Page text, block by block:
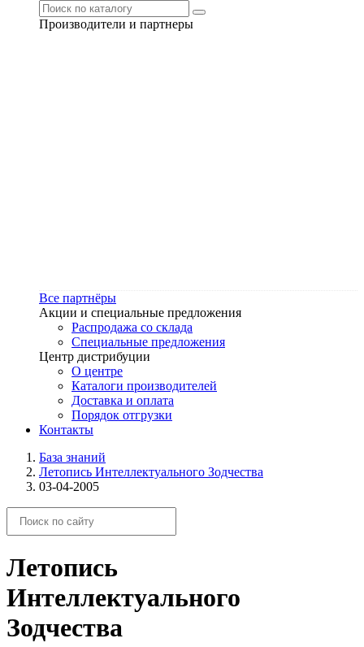
Производители и партнеры
Все партнёры
Акции и специальные предложения
Распродажа со склада
Специальные предложения
Центр дистрибуции
О центре
Каталоги производителей
Доставка и оплата
Порядок отгрузки
Контакты
База знаний
Летопись Интеллектуального Зодчества
03-04-2005
Летопись
Интеллектуального
Зодчества